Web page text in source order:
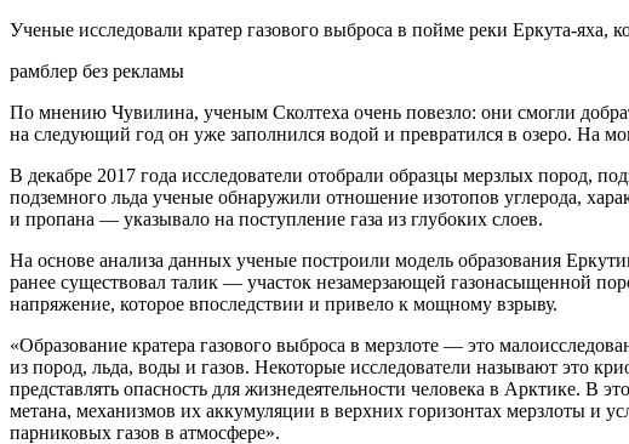
Ученые исследовали кратер газового выброса в пойме реки Еркута-
рамблер без рекламы
По мнению Чувилина, ученым Сколтеха очень повезло: они смогли
на следующий год он уже заполнился водой и превратился в озеро. На
В декабре 2017 года исследователи отобрали образцы мерзлых пород,
подземного льда ученые обнаружили отношение изотопов углерода,
и пропана — указывало на поступление газа из глубоких слоев.
На основе анализа данных ученые построили модель образования
ранее существовал талик — участок незамерзающей газонасыщенной
напряжение, которое впоследствии и привело к мощному взрыву.
«Образование кратера газового выброса в мерзлоте — это
из пород, льда, воды и газов. Некоторые исследователи называют это
представлять опасность для жизнедеятельности человека в Арктике. В
метана, механизмов их аккумуляции в верхних горизонтах мерзлоты и
парниковых газов в атмосфере».